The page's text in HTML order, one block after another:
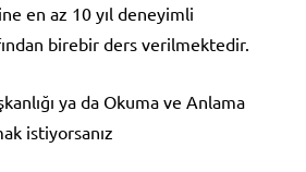
en az 10 yıl deneyimli
birebir ders verilmektedir.
ya da Okuma ve Anlama
istiyorsanız